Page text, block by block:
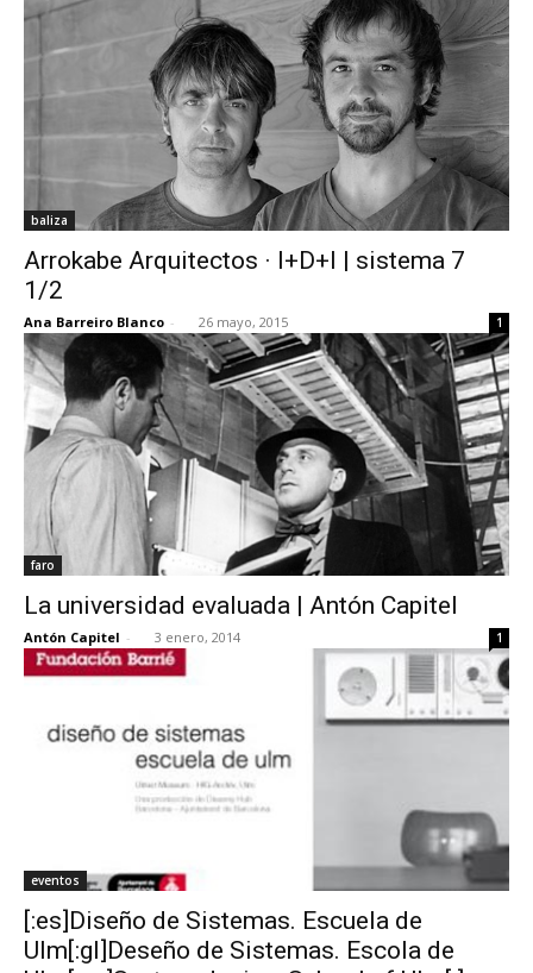
baliza
Arrokabe Arquitectos · I+D+I | sistema 7
1/2
Ana Barreiro Blanco - 26 mayo, 2015 1
faro
La universidad evaluada | Antón Capitel
Antón Capitel - 3 enero, 2014 1
eventos
[:es]Diseño de Sistemas. Escuela de
Ulm[:gl]Deseño de Sistemas. Escola de